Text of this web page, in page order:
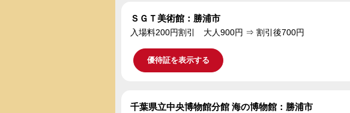
ＳＧＴ美術館：勝浦市
入場料200円割引 大人900円 ⇒ 割引後700円
優待証を表示する
千葉県立中央博物館分館 海の博物館：勝浦市